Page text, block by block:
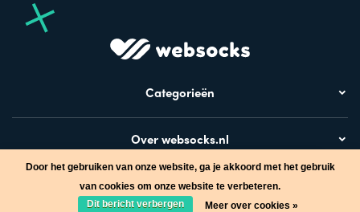
Deel dit artikel
Categorieën
Over websocks.nl
Bezoek ook
Door het gebruiken van onze website, ga je akkoord met het gebruik
van cookies om onze website te verbeteren.
Dit bericht verbergen
Meer over cookies »